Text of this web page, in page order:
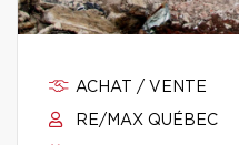
ACHAT / VENTE
RE/MAX QUÉBEC